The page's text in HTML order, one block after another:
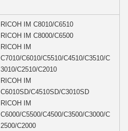
RICOH IM C8010/C6510
RICOH IM C8000/C6500
RICOH IM
C7010/C6010/C5510/C4510/C3510/C
3010/C2510/C2010
RICOH IM
C6010SD/C4510SD/C3010SD
RICOH IM
C6000/C5500/C4500/C3500/C3000/C
2500/C2000